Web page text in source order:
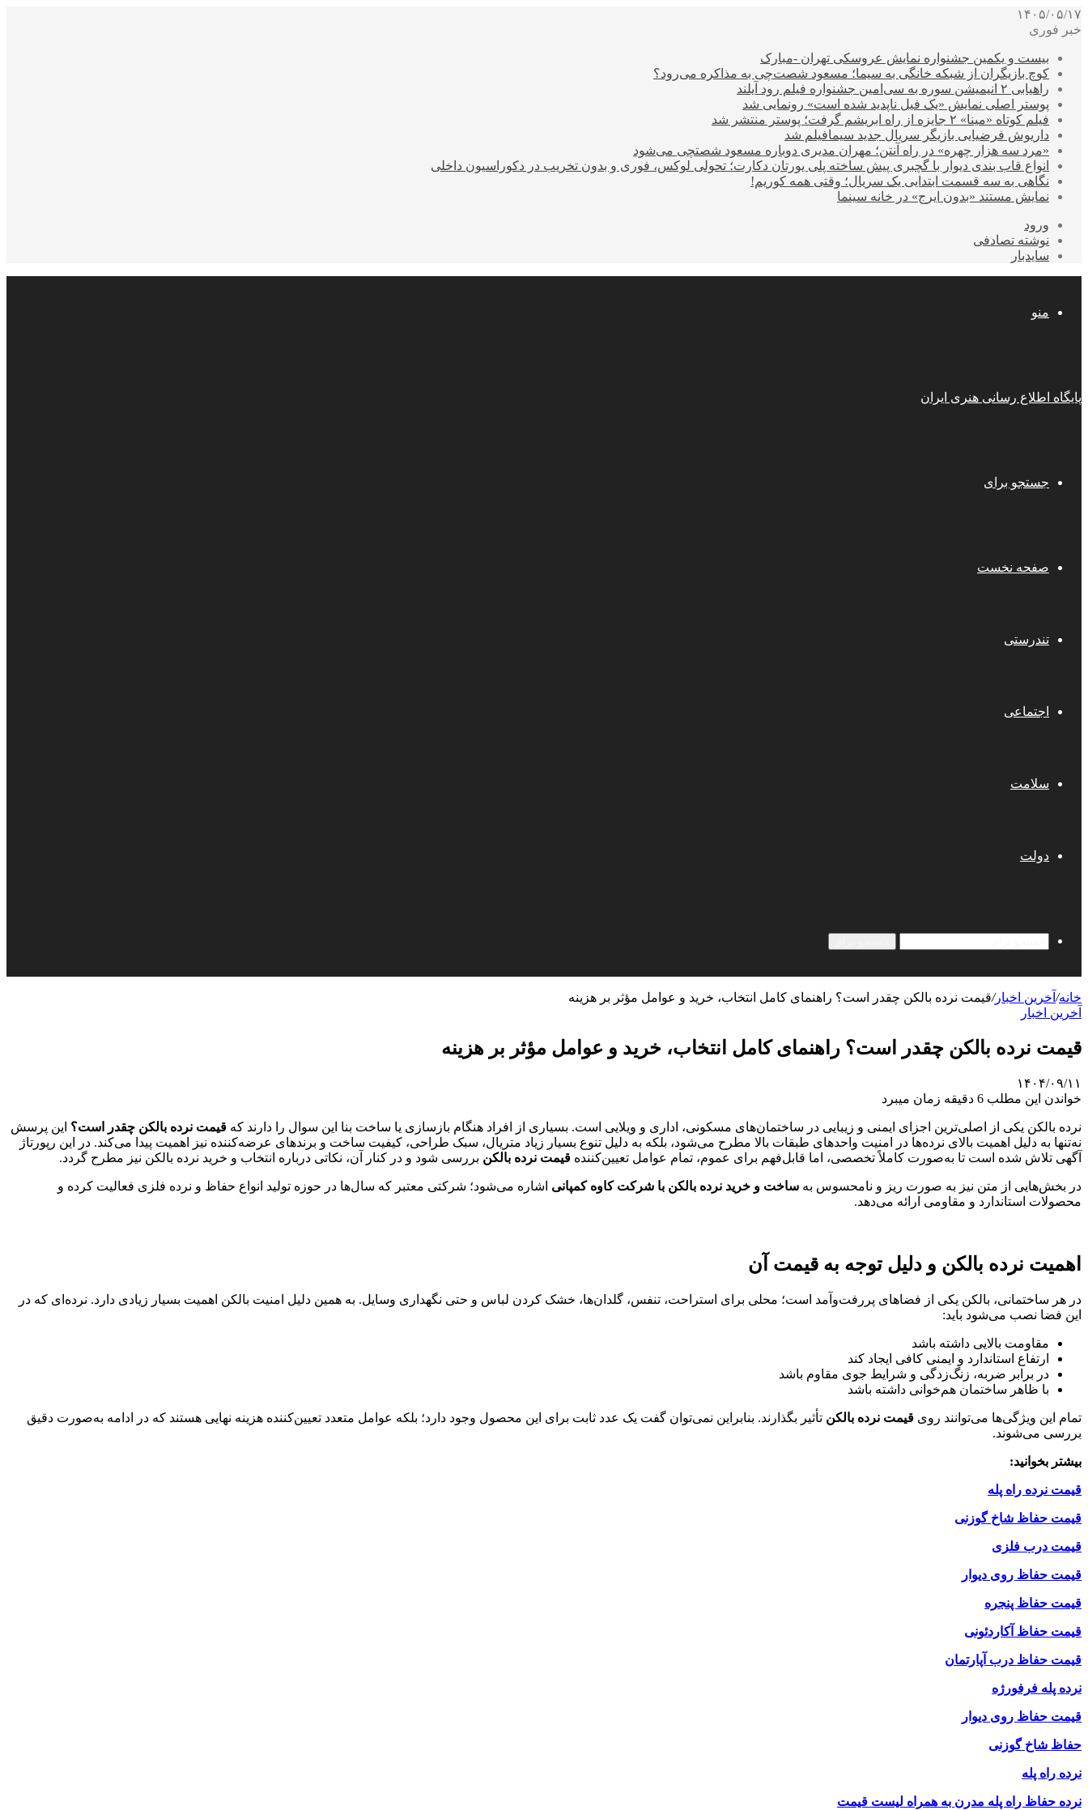
۱۴۰۵/۰۵/۱۷
خبر فوری
بیست و یکمین جشنواره نمایش عروسکی تهران -مبارک
کوچ بازیگران از شبکه خانگی به سیما؛ مسعود شصت‌چی به مذاکره می‌رود؟
راهیابی ۲ انیمیشن سوره به سی‌امین جشنواره فیلم رود آیلند
پوستر اصلی نمایش «یک فیل ناپدید شده است» رونمایی شد
فیلم کوتاه «مینا» ۲ جایزه از راه ابریشم گرفت؛ پوستر منتشر شد
داریوش فرضیایی بازیگر سریال جدید سیمافیلم شد
«مرد سه هزار چهره» در راه آنتن؛ مهران مدیری دوباره مسعود شصتچی می‌شود
انواع قاب بندی دیوار با گچبری پیش ساخته پلی یورتان دکارت؛ تحولی لوکس، فوری و بدون تخریب در دکوراسیون داخلی
نگاهی به سه قسمت ابتدایی یک سریال؛ وقتی همه کوریم!
نمایش مستند «بدون ایرج» در خانه سینما
ورود
نوشته تصادفی
سایدبار
منو
پایگاه اطلاع رسانی هنری ایران
جستجو برای
صفحه نخست
تندرستی
اجتماعی
سلامت
دولت
خانه/ آخرین اخبار/قیمت نرده بالکن چقدر است؟ راهنمای کامل انتخاب، خرید و عوامل مؤثر بر هزینه
آخرین اخبار
قیمت نرده بالکن چقدر است؟ راهنمای کامل انتخاب، خرید و عوامل مؤثر بر هزینه
۱۴۰۴/۰۹/۱۱
خواندن این مطلب 6 دقیقه زمان میبرد
نرده بالکن یکی از اصلی‌ترین اجزای ایمنی و زیبایی در ساختمان‌های مسکونی، اداری و ویلایی است. بسیاری از افراد هنگام بازسازی یا ساخت بنا این سوال را دارند که قیمت نرده بالکن چقدر است؟ این پرسش
نه‌تنها به دلیل اهمیت بالای نرده‌ها در امنیت واحدهای طبقات بالا مطرح می‌شود، بلکه به دلیل تنوع بسیار زیاد متریال، سبک طراحی، کیفیت ساخت و برندهای عرضه‌کننده نیز اهمیت پیدا می‌کند. در این رپورتاژ
آگهی تلاش شده است تا به‌صورت کاملاً تخصصی، اما قابل‌فهم برای عموم، تمام عوامل تعیین‌کننده قیمت نرده بالکن بررسی شود و در کنار آن، نکاتی درباره انتخاب و خرید نرده بالکن نیز مطرح گردد.
در بخش‌هایی از متن نیز به ‌صورت ریز و نامحسوس به ساخت و خرید نرده بالکن با شرکت کاوه کمپانی اشاره می‌شود؛ شرکتی معتبر که سال‌ها در حوزه تولید انواع حفاظ و نرده فلزی فعالیت کرده و
محصولات استاندارد و مقاومی ارائه می‌دهد.
اهمیت نرده بالکن و دلیل توجه به قیمت آن
در هر ساختمانی، بالکن یکی از فضاهای پررفت‌وآمد است؛ محلی برای استراحت، تنفس، گلدان‌ها، خشک کردن لباس و حتی نگهداری وسایل. به همین دلیل امنیت بالکن اهمیت بسیار زیادی دارد. نرده‌ای که در
این فضا نصب می‌شود باید:
مقاومت بالایی داشته باشد
ارتفاع استاندارد و ایمنی کافی ایجاد کند
در برابر ضربه، زنگ‌زدگی و شرایط جوی مقاوم باشد
با ظاهر ساختمان هم‌خوانی داشته باشد
تمام این ویژگی‌ها می‌توانند روی قیمت نرده بالکن تأثیر بگذارند. بنابراین نمی‌توان گفت یک عدد ثابت برای این محصول وجود دارد؛ بلکه عوامل متعدد تعیین‌کننده هزینه نهایی هستند که در ادامه به‌صورت دقیق
بررسی می‌شوند.
بیشتر بخوانید:
قیمت نرده راه پله
قیمت حفاظ شاخ گوزنی
قیمت درب فلزی
قیمت حفاظ روی دیوار
قیمت حفاظ پنجره
قیمت حفاظ آکاردئونی
قیمت حفاظ درب آپارتمان
نرده پله فرفورژه
قیمت حفاظ روی دیوار
حفاظ شاخ گوزنی
نرده راه پله
نرده حفاظ راه پله مدرن به همراه لیست قیمت